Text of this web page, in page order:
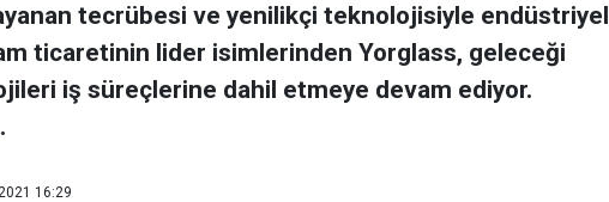
tecrübesi ve yenilikçi teknolojisiyle endüstriyel
ticaretinin lider isimlerinden Yorglass, geleceği
iş süreçlerine dahil etmeye devam ediyor.
16:29